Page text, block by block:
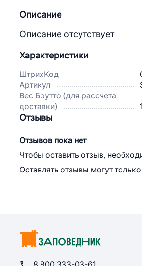
Описание
Описание отсутствует
Характеристики
ШтрихКод
Артикул
Вес Брутто (для рассчета
доставки)
Отзывы
Отзывов пока нет
Чтобы оставить отзыв,
Оставлять отзывы могут
8 800 333-03-61